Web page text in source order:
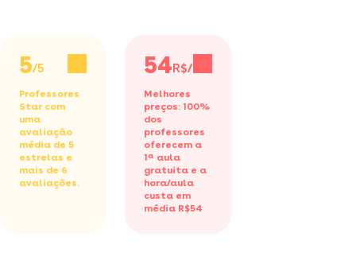
5/5
Professores
Star com
uma
avaliação
média de 5
estrelas e
mais de 6
avaliações.
54R$/h
Melhores
preços: 100%
dos
professores
oferecem a
1ª aula
gratuita e a
hora/aula
custa em
média R$54